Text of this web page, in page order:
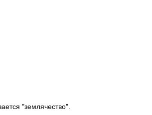
"землячество".